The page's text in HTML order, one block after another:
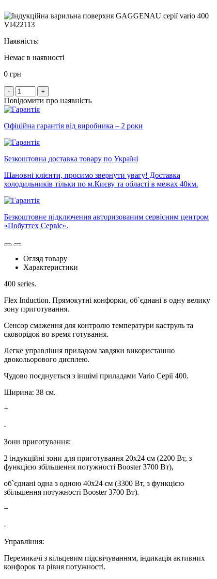
Наявність:
Немає в наявності
0 грн
- +
Повідомити про наявність
Офіційна гарантія від виробника – 2 роки
Безкоштовна доставка товару по Україні
Шановні клієнти, просимо звернути увагу! Доставка
холодильників тільки по м.Києву та області в межах 40км.
Безкоштовне підключення авторизованим сервісним центром
«Побуттех Сервіс».
Огляд товару
Характеристики
400 series.
Flex Induction. Прямокутні конфорки, об`єднані в одну велику
зону приготування.
Сенсор смаження для контролю температури каструль та
сковорідок во время готування.
Легке управління приладом завдяки використанню
двокольорового дисплею.
Чудово поєднується з іншімі приладами Vario Серії 400.
Ширина: 38 см.
+
-
Зони приготування:
2 індукційні зони для приготування 20x24 см (2200 Вт, з
функцією збільшення потужності Вooster 3700 Вт),
об`єднані одна з одною 40x24 см (3300 Вт, з функцією
збільшення потужності Вooster 3700 Вт).
+
-
Управління:
Перемикачі з кільцевим підсвічуванням, індикація активних
конфорок та рівня потужності.